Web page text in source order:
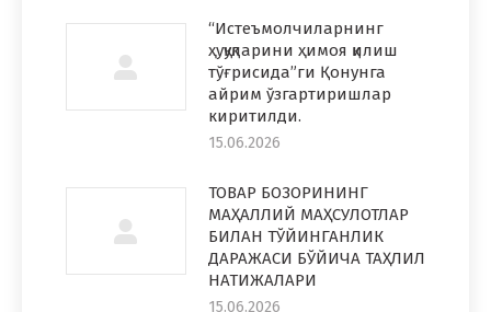
“Истеъмолчиларнинг
ҳуқуқларини ҳимоя қилиш
тўғрисида”ги Қонунга
айрим ўзгартиришлар
киритилди.
15.06.2026
ТОВАР БОЗОРИНИНГ
МАҲАЛЛИЙ МАҲСУЛОТЛАР
БИЛАН ТЎЙИНГАНЛИК
ДАРАЖАСИ БЎЙИЧА ТАҲЛИЛ
НАТИЖАЛАРИ
15.06.2026